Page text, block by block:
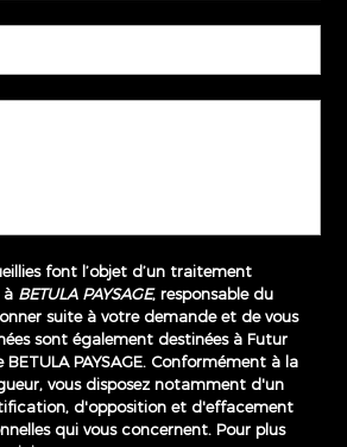
font l’objet d’un traitement
à BETULA PAYSAGE, responsable du
suite à votre demande et de vous
sont également destinées à Futur
PAYSAGE. Conformément à la
vous disposez notamment d'un
d'opposition et d'effacement
qui vous concernent. Pour plus